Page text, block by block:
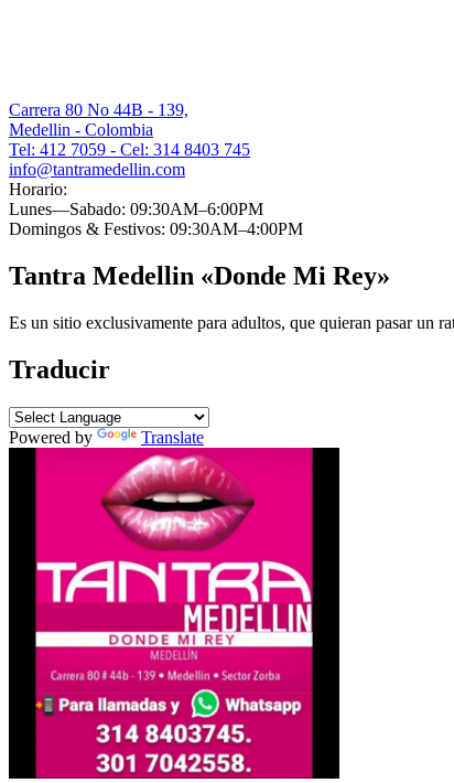
Carrera 80 No 44B - 139,
Medellin - Colombia
Tel: 412 7059 - Cel: 314 8403 745
info@tantramedellin.com
Horario:
Lunes—Sabado: 09:30AM–6:00PM
Domingos & Festivos: 09:30AM–4:00PM
Tantra Medellin «Donde Mi Rey»
Es un sitio exclusivamente para adultos, que quieran pasar un
Traducir
Powered by Translate